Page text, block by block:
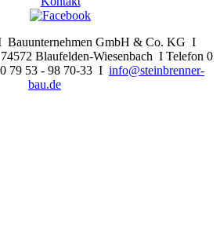
Bauunternehmen GmbH & Co. KG I
Blaufelden-Wiesenbach I Telefon 0
79 53 - 98 70-33 I info@steinbrenner-
bau.de